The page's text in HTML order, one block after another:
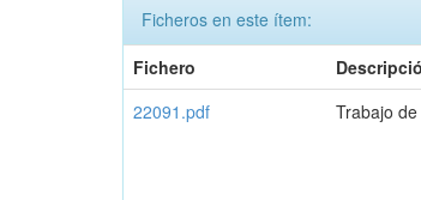
Ficheros en este ítem:
Fichero
22091.pdf
Trabajo